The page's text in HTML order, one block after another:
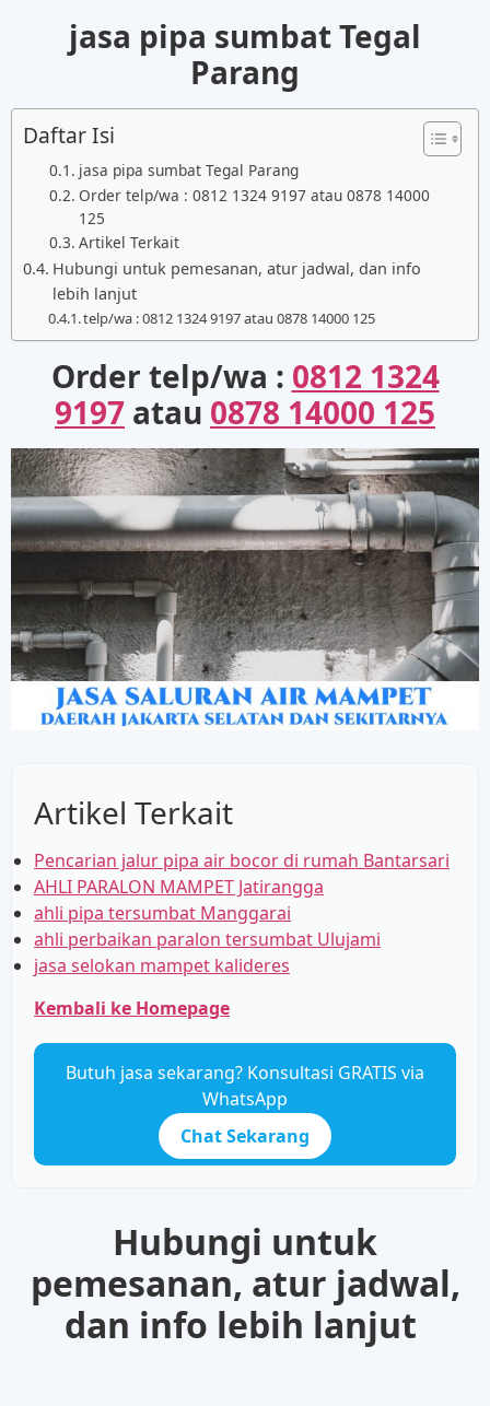
jasa pipa sumbat Tegal
Parang
Daftar Isi
jasa pipa sumbat Tegal Parang
Order telp/wa : 0812 1324 9197 atau 0878 14000
125
Artikel Terkait
Hubungi untuk pemesanan, atur jadwal, dan info
lebih lanjut
telp/wa : 0812 1324 9197 atau 0878 14000 125
Order telp/wa : 0812 1324
9197 atau 0878 14000 125
Artikel Terkait
Pencarian jalur pipa air bocor di rumah Bantarsari
AHLI PARALON MAMPET Jatirangga
ahli pipa tersumbat Manggarai
ahli perbaikan paralon tersumbat Ulujami
jasa selokan mampet kalideres
Kembali ke Homepage
Butuh jasa sekarang? Konsultasi GRATIS via
WhatsApp
Chat Sekarang
Hubungi untuk
pemesanan, atur jadwal,
dan info lebih lanjut